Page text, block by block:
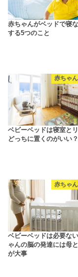
赤ちゃんがベッドで寝
する5つのこと
赤ちゃ
ベビーベッドは寝室と
どっちに置くのがいい？
赤ちゃ
ベビーベッドは必要な
ゃんの脳の発達には母
が大事